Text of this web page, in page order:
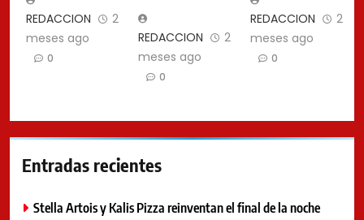
REDACCION
2
meses ago
0
REDACCION
2
meses ago
0
REDACCION
2
meses ago
0
Entradas recientes
Stella Artois y Kalis Pizza reinventan el final de la noche